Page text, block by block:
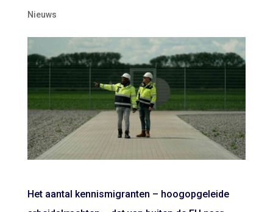
Nieuws
Het aantal kennismigranten – hoogopgeleide